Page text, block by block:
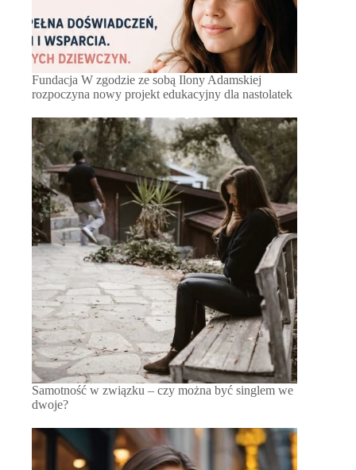
Fundacja W zgodzie ze sobą Ilony Adamskiej
rozpoczyna nowy projekt edukacyjny dla nastolatek
Samotność w związku – czy można być singlem we
dwoje?